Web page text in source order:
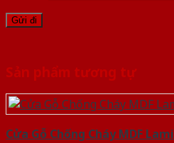
Sản phẩm tương tự
Cửa Gỗ Chống Cháy MDF